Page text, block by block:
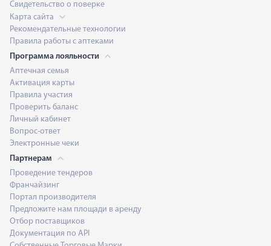
Свидетельство о поверке
Карта сайта
Рекомендательные технологии
Правила работы с аптеками
Программа лояльности
Аптечная семья
Активация карты
Правила участия
Проверить баланс
Личный кабинет
Вопрос-ответ
Электронные чеки
Партнерам
Проведение тендеров
Франчайзинг
Портал производителя
Предложите нам площади в аренду
Отбор поставщиков
Документация по API